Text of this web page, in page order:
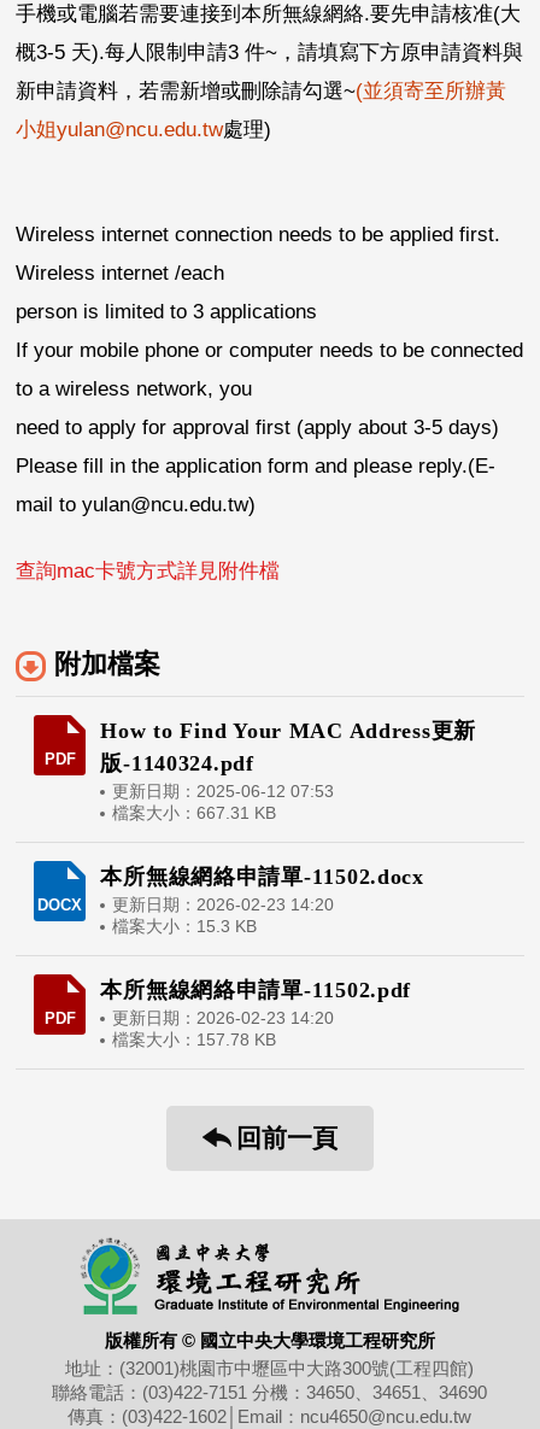
手機或電腦若需要連接到本所無線網絡.要先申請核准(大
概3-5 天).每人限制申請3 件~ ，請填寫下方原申請資料與
新申請資料，若需新增或刪除請勾選~(並須寄至所辦黃
小姐yulan@ncu.edu.tw處理)
Wireless internet connection needs to be applied first.
Wireless internet /each
person is limited to 3 applications
If your mobile phone or computer needs to be connected
to a wireless network, you
need to apply for approval first (apply about 3-5 days)
Please fill in the application form and please reply.(E-
mail to yulan@ncu.edu.tw)
查詢mac卡號方式詳見附件檔
附加檔案
PDF
How to Find Your MAC Address更新
版-1140324.pdf
更新日期：2025-06-12 07:53
檔案大小：667.31 KB
DOCX
本所無線網絡申請單-11502.docx
更新日期：2026-02-23 14:20
檔案大小：15.3 KB
PDF
本所無線網絡申請單-11502.pdf
更新日期：2026-02-23 14:20
檔案大小：157.78 KB
回前一頁
版權所有 © 國立中央大學環境工程研究所
地址：(32001)桃園市中壢區中大路300號(工程四館)
聯絡電話：(03)422-7151分機：34650、34651、34690
傳真：(03)422-1602 Email：ncu4650@ncu.edu.tw